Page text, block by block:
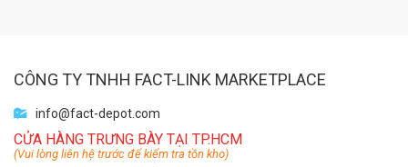
CÔNG TY TNHH FACT-LINK MARKETPLACE
info@fact-depot.com
CỬA HÀNG TRƯNG BÀY TẠI TP.HCM
(Vui lòng liên hệ trước để kiểm tra tồn kho)